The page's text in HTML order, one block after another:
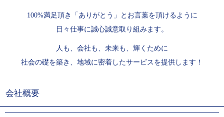
100%満足頂き「ありがとう」とお言葉を頂けるように
日々仕事に誠心誠意取り組みます。
人も、会社も、未来も、輝くために
社会の礎を築き、地域に密着したサービスを提供します！
会社概要